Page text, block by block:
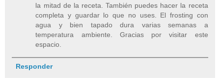
la mitad de la receta. También puedes hacer la receta
completa y guardar lo que no uses. El frosting con
agua y bien tapado dura varias semanas a
temperatura ambiente. Gracias por visitar este
espacio.
Responder